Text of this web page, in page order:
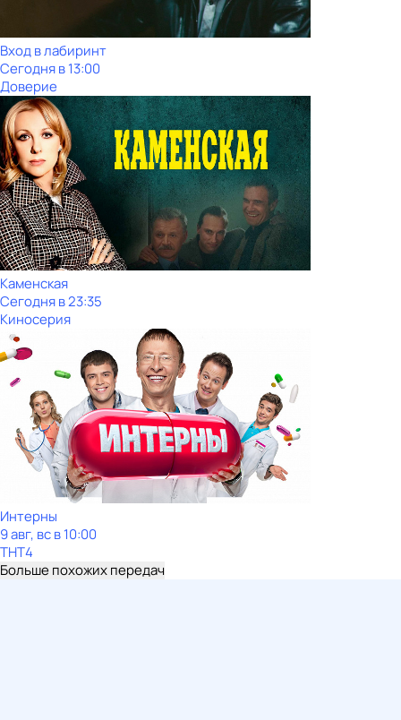
Вход в лабиринт
Сегодня в 13:00
Доверие
Каменская
Сегодня в 23:35
Киносерия
Интерны
9 авг, вс в 10:00
ТНТ4
Больше похожих передач